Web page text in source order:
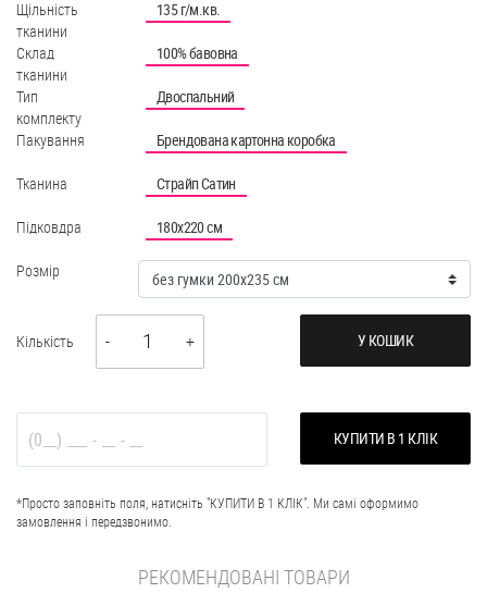
Щільність
тканини
135 г/м.кв.
Склад
тканини
100% бавовна
Тип
комплекту
Двоспальний
Пакування Брендована картонна коробка
Тканина Страйп Сатин
Підковдра 180х220 см
Розмір
Кількість - 1 + У КОШИК
КУПИТИ В 1 КЛІК
*Просто заповніть поля, натисніть "КУПИТИ В 1 КЛІК". Ми самі оформимо
замовлення і передзвонимо.
РЕКОМЕНДОВАНІ ТОВАРИ